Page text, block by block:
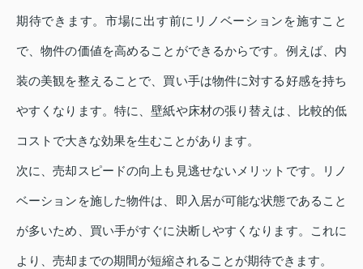
期待できます。市場に出す前にリノベーションを施すこと
で、物件の価値を高めることができるからです。例えば、内
装の美観を整えることで、買い手は物件に対する好感を持ち
やすくなります。特に、壁紙や床材の張り替えは、比較的低
コストで大きな効果を生むことがあります。
次に、売却スピードの向上も見逃せないメリットです。リノ
ベーションを施した物件は、即入居が可能な状態であること
が多いため、買い手がすぐに決断しやすくなります。これに
より、売却までの期間が短縮されることが期待できます。